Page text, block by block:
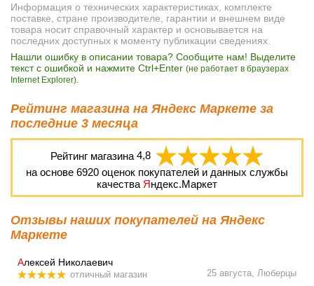
Информация о технических характеристиках, комплекте
поставке, стране производителе, гарантии и внешнем виде
товара носит справочный характер и основывается на
последних доступных к моменту публикации сведениях.
Нашли ошибку в описании товара? Сообщите нам! Выделите
текст с ошибкой и нажмите Ctrl+Enter (не работает в браузерах
Internet Explorer)
Рейтинг магазина на Яндекс Маркете за
последние 3 месяца
Рейтинг магазина 4,8
на основе 6920 оценок покупателей и данных службы
качества Яндекс.Маркет
Отзывы наших покупателей на Яндекс
Маркете
Алексей Николаевич
отличный магазин 25 августа, Люберцы